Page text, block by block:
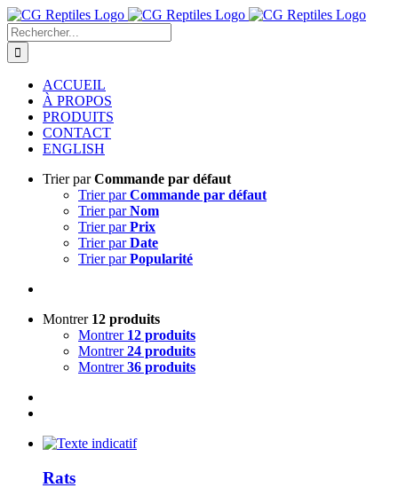
Passer
au
contenu
Rechercher:
ACCUEIL
À PROPOS
PRODUITS
CONTACT
ENGLISH
Trier parCommande par défaut
Trier parCommande par défaut
Trier parNom
Trier parPrix
Trier parDate
Trier parPopularité
Montrer 12 produits
Montrer 12 produits
Montrer24 produits
Montrer36 produits
Rats